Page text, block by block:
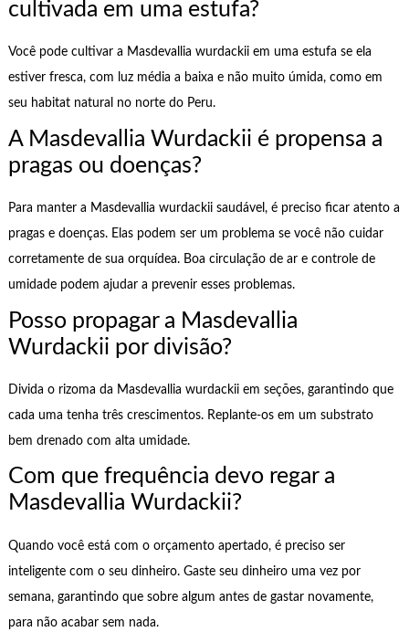
cultivada em uma estufa?
Você pode cultivar a Masdevallia wurdackii em uma estufa se ela
estiver fresca, com luz média a baixa e não muito úmida, como em
seu habitat natural no norte do Peru.
A Masdevallia Wurdackii é propensa a
pragas ou doenças?
Para manter a Masdevallia wurdackii saudável, é preciso ficar atento a
pragas e doenças. Elas podem ser um problema se você não cuidar
corretamente de sua orquídea. Boa circulação de ar e controle de
umidade podem ajudar a prevenir esses problemas.
Posso propagar a Masdevallia
Wurdackii por divisão?
Divida o rizoma da Masdevallia wurdackii em seções, garantindo que
cada uma tenha três crescimentos. Replante-os em um substrato
bem drenado com alta umidade.
Com que frequência devo regar a
Masdevallia Wurdackii?
Quando você está com o orçamento apertado, é preciso ser
inteligente com o seu dinheiro. Gaste seu dinheiro uma vez por
semana, garantindo que sobre algum antes de gastar novamente,
para não acabar sem nada.